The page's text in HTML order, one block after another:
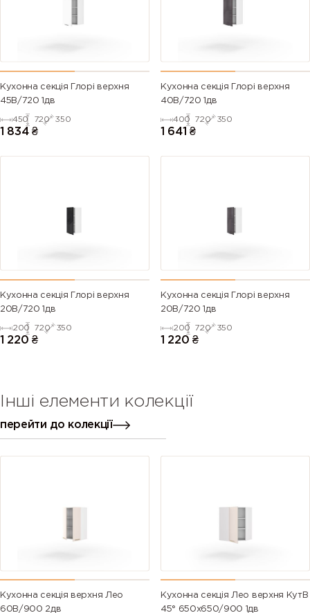
Кухонна секція Глорі верхня
45В/720 1дв
450 720 350
1 834 ₴
Кухонна секція Глорі верхня
40В/720 1дв
400 720 350
1 641 ₴
Кухонна секція Глорі верхня
20В/720 1дв
200 720 350
1 220 ₴
Кухонна секція Глорі верхня
20В/720 1дв
200 720 350
1 220 ₴
Інші елементи колекції
перейти до колекції
Кухонна секція верхня Лео
60В/900 2дв
Кухонна секція Лео верхня КутВ
45° 650х650/900 1дв